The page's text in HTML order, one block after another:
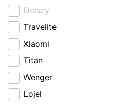
Delsey
Travelite
Xiaomi
Titan
Wenger
Lojel